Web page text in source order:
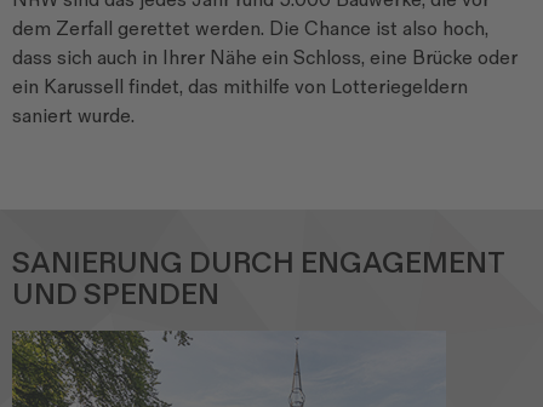
dem Zerfall gerettet werden. Die Chance ist also hoch,
dass sich auch in Ihrer Nähe ein Schloss, eine Brücke oder
ein Karussell findet, das mithilfe von Lotteriegeldern
saniert wurde.
SANIERUNG DURCH ENGAGEMENT
UND SPENDEN